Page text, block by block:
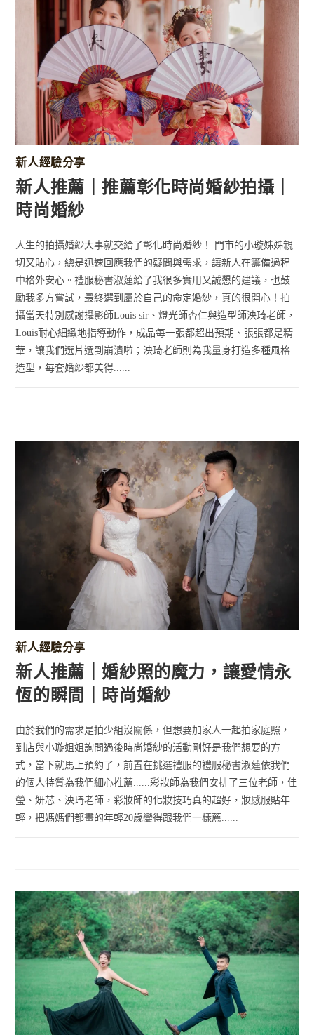
新人經驗分享
新人推薦｜推薦彰化時尚婚紗拍攝｜
時尚婚紗
人生的拍攝婚紗大事就交給了彰化時尚婚紗！ 門市的小璇姊姊親
切又貼心，總是迅速回應我們的疑問與需求，讓新人在籌備過程
中格外安心。禮服秘書淑蓮給了我很多實用又誠懇的建議，也鼓
勵我多方嘗試，最終選到屬於自己的命定婚紗，真的很開心！拍
攝當天特別感謝攝影師Louis sir、燈光師杏仁與造型師泱琦老師，
Louis耐心細緻地指導動作，成品每一張都超出預期、張張都是精
華，讓我們選片選到崩潰啦；泱琦老師則為我量身打造多種風格
造型，每套婚紗都美得......
新人經驗分享
新人推薦｜婚紗照的魔力，讓愛情永
恆的瞬間｜時尚婚紗
由於我們的需求是拍少組沒關係，但想要加家人一起拍家庭照，
到店與小璇姐姐詢問過後時尚婚紗的活動剛好是我們想要的方
式，當下就馬上預約了，前置在挑選禮服的禮服秘書淑蓮依我們
的個人特質為我們細心推薦......彩妝師為我們安排了三位老師，佳
瑩、妍芯、泱琦老師，彩妝師的化妝技巧真的超好，妝感服貼年
輕，把媽媽們都畫的年輕20歲變得跟我們一樣薦......